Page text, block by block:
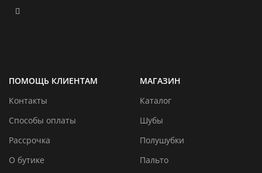
ПОМОЩЬ КЛИЕНТАМ
Контакты
Способы оплаты
Рассрочка
О бутике
МАГАЗИН
Каталог
Шубы
Полушубки
Пальто